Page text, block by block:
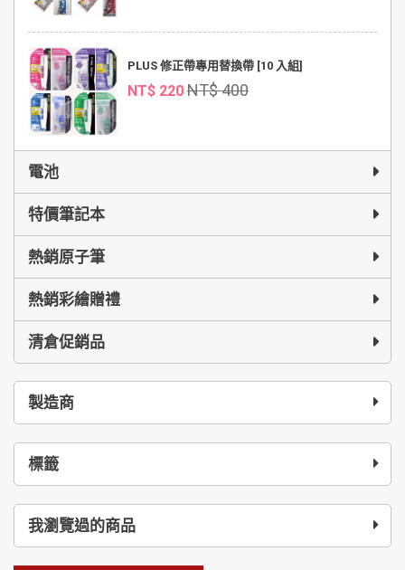
PLUS 修正帶專用替換帶 [10 入組]
NT$ 220 NT$ 400
電池
特價筆記本
熱銷原子筆
熱銷彩繪贈禮
清倉促銷品
製造商
標籤
我瀏覽過的商品